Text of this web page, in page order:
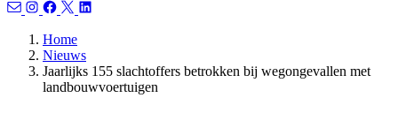
Home
Nieuws
Jaarlijks 155 slachtoffers betrokken bij wegongevallen met
landbouwvoertuigen